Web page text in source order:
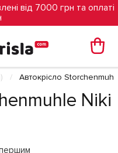
від 7000 грн та оплаті
Автокрісло
Niki
першим